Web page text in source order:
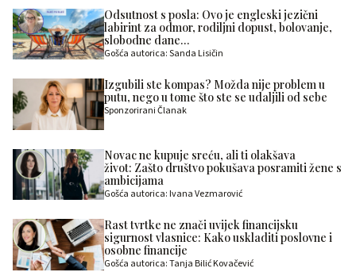
Odsutnost s posla: Ovo je engleski jezični
labirint za odmor, rodiljni dopust, bolovanje,
slobodne dane…
Gošća autorica: Sanda Lisičin
Izgubili ste kompas? Možda nije problem u
putu, nego u tome što ste se udaljili od sebe
Sponzorirani Članak
Novac ne kupuje sreću, ali ti olakšava
život: Zašto društvo pokušava posramiti žene s
ambicijama
Gošća autorica: Ivana Vezmarović
Rast tvrtke ne znači uvijek financijsku
sigurnost vlasnice: Kako uskladiti poslovne i
osobne financije
Gošća autorica: Tanja Bilić Kovačević